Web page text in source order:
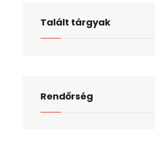
Talált tárgyak
Rendőrség